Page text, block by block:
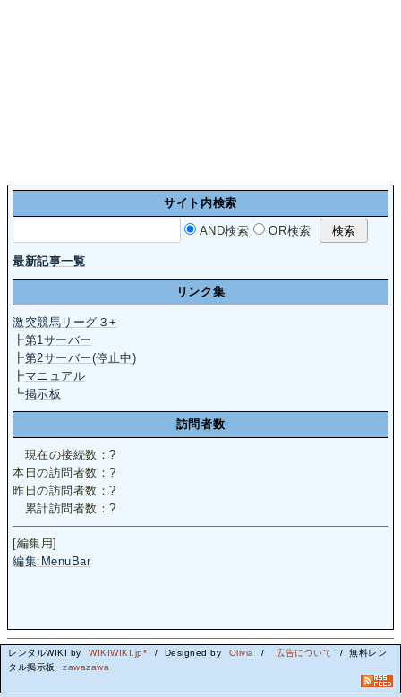
サイト内検索
AND検索 OR検索
最新記事一覧
リンク集
激突競馬リーグ３+
┣第1サーバー
┣第2サーバー(停止中)
┣マニュアル
┗掲示板
訪問者数
現在の接続数：?
本日の訪問者数：?
昨日の訪問者数：?
累計訪問者数：?
[編集用]
編集:MenuBar
レンタルWIKI by WIKIWIKI.jp* / Designed by Olivia / 広告について
/ 無料レン
タル掲示板
zawazawa